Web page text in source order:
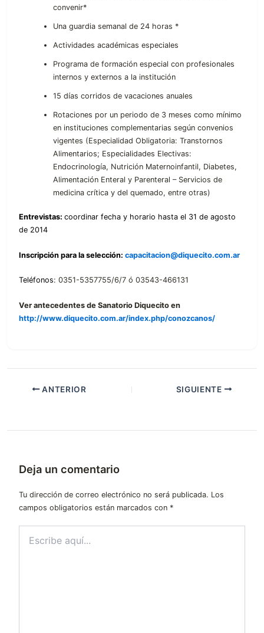
convenir*
Una guardia semanal de 24 horas *
Actividades académicas especiales
Programa de formación especial con profesionales
internos y externos a la institución
15 días corridos de vacaciones anuales
Rotaciones por un periodo de 3 meses como mínimo
en instituciones complementarias según convenios
vigentes (Especialidad Obligatoria: Transtornos
Alimentarios; Especialidades Electivas:
Endocrinología, Nutrición Maternoinfantil, Diabetes,
Alimentación Enteral y Parenteral – Servicios de
medicina crítica y del quemado, entre otras)
Entrevistas: coordinar fecha y horario hasta el 31 de agosto
de 2014
Inscripción para la selección: capacitacion@diquecito.com.ar
Teléfonos: 0351-5357755/6/7 ó 03543-466131
Ver antecedentes de Sanatorio Diquecito en
http://www.diquecito.com.ar/index.php/conozcanos/
ANTERIOR SIGUIENTE
Deja un comentario
Tu dirección de correo electrónico no será publicada. Los
campos obligatorios están marcados con *
aquí...